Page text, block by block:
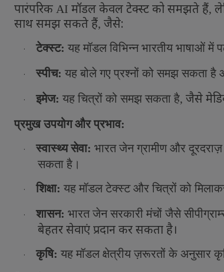
पारंपरिक AI मॉडल केवल टेक्स्ट को समझते हैं,
साथ समझ सकते हैं, जैसे:
· टेक्स्ट: यह मॉडल विभिन्न भारतीय भाषाओं
· स्पीच: यह बोले गए प्रश्नों को समझ सकता है
· इमेज: यह चित्रों को समझ सकता है, जैसे
प्रमुख उपयोग और प्रभाव:
· स्वास्थ्य सेवा: भारत जेन ग्रामीण और
सकता है।
· शिक्षा: यह मॉडल टेक्स्ट और चित्रों को
· शासन: भारत जेन सरकारी मंचों जैसे
बेहतर सेवाएं प्रदान कर सकता है।
· कृषि: यह मॉडल क्षेत्रीय ज़रूरतों के अनुसार